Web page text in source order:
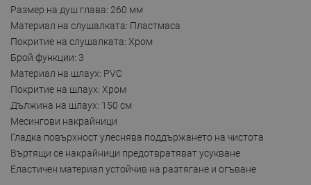
Размер на душ глава: 260 мм
Материал на слушалката: Пластмаса
Покритие на слушалката: Хром
Брой функции: 3
Материал на шлаух: PVC
Покритие на шлаух: Хром
Дължина на шлаух: 150 см
Месингови накрайници
Гладка повърхност улеснява поддържането на чистота
Въртящи се накрайници предотвратяват усукване
Еластичен материал устойчив на разтягане и огъване